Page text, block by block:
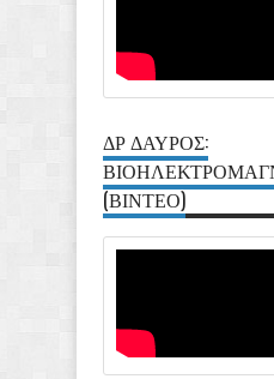
ΔΡ ΔΑΥΡΟΣ:
(ΒΙΝΤΕΟ)